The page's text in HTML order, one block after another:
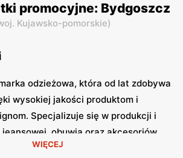
promocyjne: Bydgoszcz
Kujawsko-pomorskie)
odzieżowa, która od lat zdobywa
wysokiej jakości produktom i
Specjalizuje się w produkcji i
obuwia oraz akcesoriów,
i modnym wyglądem. Klienci
WIĘCEJ